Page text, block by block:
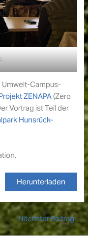
Umwelt-Campus-
ZENAPA (Zero
Vortrag ist Teil der
Hunsrück-
Herunterladen
Nächster Beitrag →